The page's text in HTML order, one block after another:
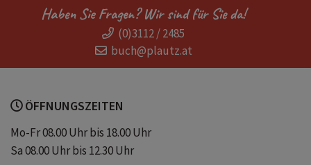
Geschenkartikel Italien
Haben Sie Fragen? Wir sind für Sie da!
(0)3112 / 2485
buch@plautz.at
ÖFFNUNGSZEITEN
Mo-Fr 08.00 Uhr bis 18.00 Uhr
Sa 08.00 Uhr bis 12.30 Uhr